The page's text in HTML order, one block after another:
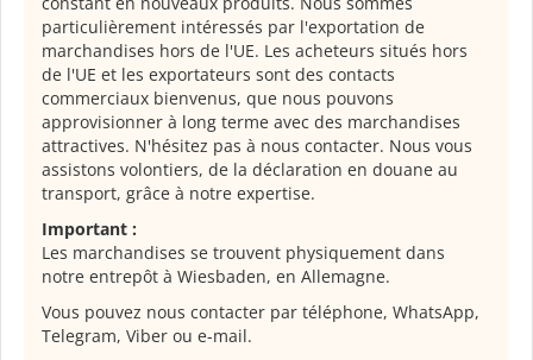
particulièrement intéressés par l'exportation de
marchandises hors de l'UE. Les acheteurs situés hors
de l'UE et les exportateurs sont des contacts
commerciaux bienvenus, que nous pouvons
approvisionner à long terme avec des marchandises
attractives. N'hésitez pas à nous contacter. Nous vous
assistons volontiers, de la déclaration en douane au
transport, grâce à notre expertise.
Important :
Les marchandises se trouvent physiquement dans
notre entrepôt à Wiesbaden, en Allemagne.
Vous pouvez nous contacter par téléphone, WhatsApp,
Telegram, Viber ou e-mail.